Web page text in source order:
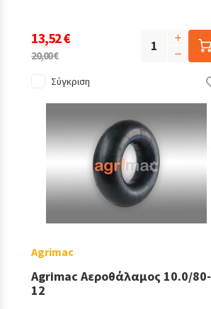
13,52 €
20,00 €
Σύγκριση
Agrimac
Agrimac Αεροθάλαμος 10.0/80-
12